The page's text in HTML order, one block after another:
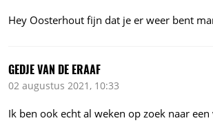
Hey Oosterhout fijn dat je er weer bent
GEDJE VAN DE ERAAF
02 augustus 2021, 10:33
Ik ben ook echt al weken op zoek naar